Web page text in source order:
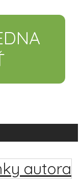
autora